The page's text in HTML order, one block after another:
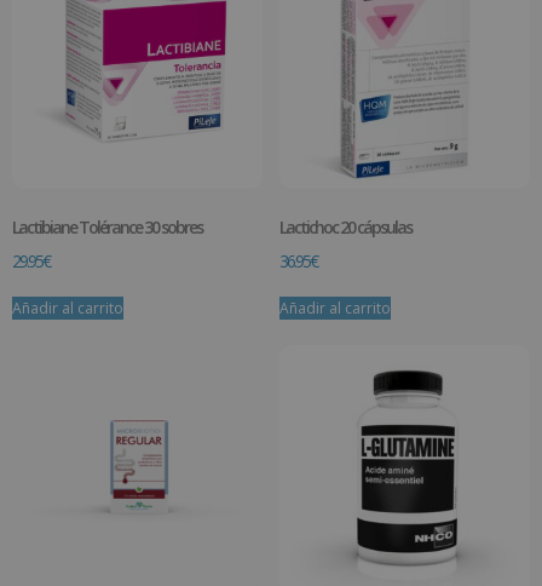
Lactibiane Tolérance 30 sobres
29.95€
Añadir al carrito
Lactichoc 20 cápsulas
36.95€
Añadir al carrito